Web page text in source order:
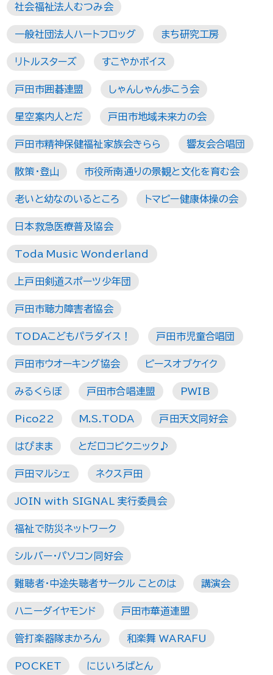
社会福祉法人むつみ会
一般社団法人ハートフロッグ まち研究工房
リトルスターズ すこやかボイス
戸田市囲碁連盟 しゃんしゃん歩こう会
星空案内人とだ 戸田市地域未来力の会
戸田市精神保健福祉家族会きらら 響友会合唱団
散策・登山 市役所南通りの景観と文化を育む会
老いと幼なのいるところ トマピー健康体操の会
日本救急医療普及協会
Toda Music Wonderland
上戸田剣道スポーツ少年団
戸田市聴力障害者協会
TODAこどもパラダイス！ 戸田市児童合唱団
戸田市ウオーキング協会 ピースオブケイク
みるくらぼ 戸田市合唱連盟 PWIB
Pico22 M.S.TODA 戸田天文同好会
はぴまま とだロコピクニック♪
戸田マルシェ ネクス戸田
JOIN with SIGNAL 実行委員会
福祉で防災ネットワーク
シルバー・パソコン同好会
難聴者・中途失聴者サークル ことのは 講演会
ハニーダイヤモンド 戸田市華道連盟
管打楽器隊まかろん 和楽舞 WARAFU
POCKET にじいろばとん